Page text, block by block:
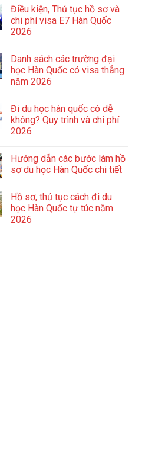
Điều kiện, Thủ tục hồ sơ và
chi phí visa E7 Hàn Quốc
2026
Danh sách các trường đại
học Hàn Quốc có visa thẳng
năm 2026
Đi du học hàn quốc có dễ
không? Quy trình và chi phí
2026
Hướng dẫn các bước làm hồ
sơ du học Hàn Quốc chi tiết
Hồ sơ, thủ tục cách đi du
học Hàn Quốc tự túc năm
2026